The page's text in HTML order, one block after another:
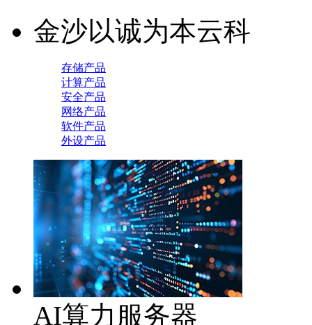
金沙以诚为本云科
存储产品
计算产品
安全产品
网络产品
软件产品
外设产品
AI算力服务器